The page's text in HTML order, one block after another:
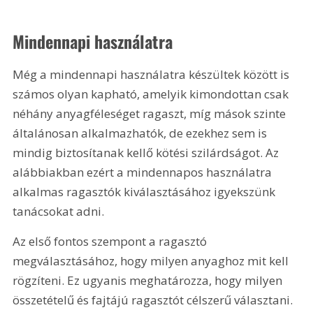
Mindennapi használatra
Még a mindennapi használatra készültek között is
számos olyan kapható, amelyik kimondottan csak
néhány anyagféleséget ragaszt, míg mások szinte
általánosan alkalmazhatók, de ezekhez sem is
mindig biztosítanak kellő kötési szilárdságot. Az
alábbiakban ezért a mindennapos használatra
alkalmas ragasztók kiválasztásához igyekszünk
tanácsokat adni.
Az első fontos szempont a ragasztó
megválasztásához, hogy milyen anyaghoz mit kell
rögzíteni. Ez ugyanis meghatározza, hogy milyen
összetételű és fajtájú ragasztót célszerű választani.